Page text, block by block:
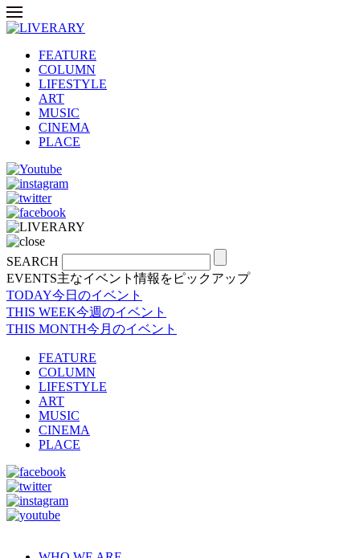
FEATURE
COLUMN
LIFESTYLE
ART
MUSIC
CINEMA
PLACE
SEARCH
EVENTS主なイベント情報をピックアップ
TODAY今日のイベント
THIS WEEK今週のイベント
THIS MONTH今月のイベント
FEATURE
COLUMN
LIFESTYLE
ART
MUSIC
CINEMA
PLACE